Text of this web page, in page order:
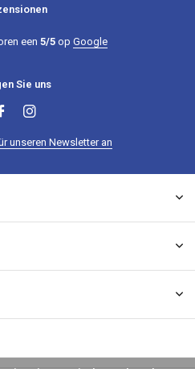
een 5/5op Google
Sie uns
unseren Newsletter an